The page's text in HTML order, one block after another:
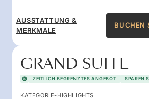
AUSSTATTUNG &
MERKMALE
BUCHEN
GRAND SUITE
ZEITLICH BEGRENZTES ANGEBOT SPAREN
KATEGORIE-HIGHLIGHTS